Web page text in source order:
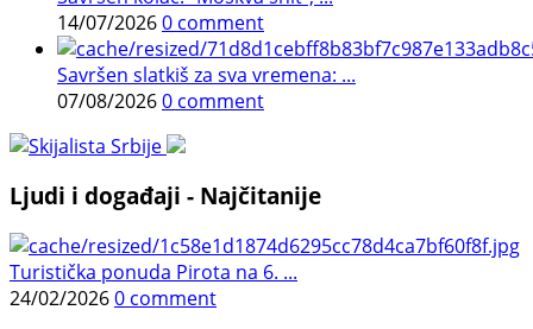
14/07/20260 comment
Savršen slatkiš za sva vremena: ...
07/08/20260 comment
Ljudi i događaji - Najčitanije
Turistička ponuda Pirota na 6. ...
24/02/20260 comment